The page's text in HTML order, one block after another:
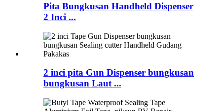
Pita Bungkusan Handheld Dispenser
2 Inci ...
2 inci pita Gun Dispenser bungkusan
bungkusan Laut ...